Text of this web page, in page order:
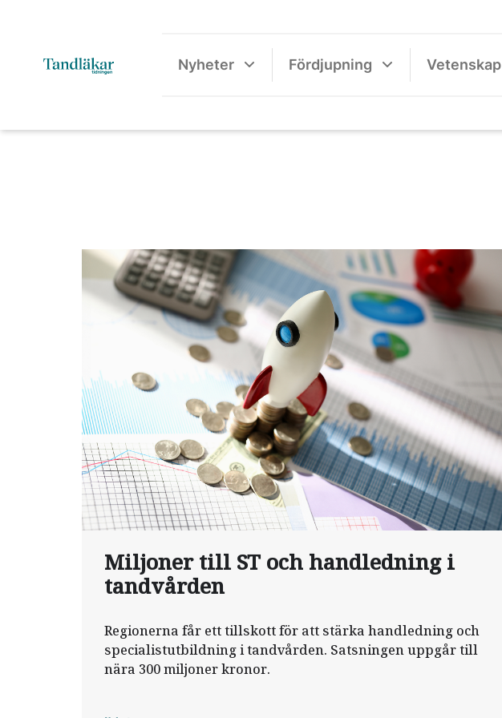
Nyheter Fördjupning Vetenskap
Miljoner till ST och handledning i
tandvården
Regionerna får ett tillskott för att stärka handledning och
specialistutbildning i tandvården. Satsningen uppgår till
nära 300 miljoner kronor.